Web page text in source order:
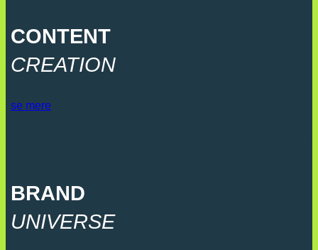
CONTENT
CREATION
se mere
BRAND
UNIVERSE